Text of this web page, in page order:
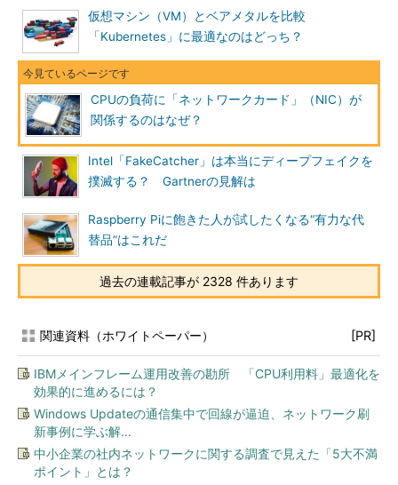
仮想マシン（VM）とベアメタルを比較
「Kubernetes」に最適なのはどっち？
CPUの負荷に「ネットワークカード」（NIC）が
関係するのはなぜ？
Intel「FakeCatcher」は本当にディープフェイクを
撲滅する？ Gartnerの見解は
Raspberry Piに飽きた人が試したくなる“有力な代
替品”はこれだ
過去の連載記事が 2328 件あります
関連資料（ホワイトペーパー） [PR]
IBMメインフレーム運用改善の勘所 「CPU利用料」最適化を
効果的に進めるには？
Windows Updateの通信集中で回線が逼迫、ネットワーク刷
新事例に学ぶ解...
中小企業の社内ネットワークに関する調査で見えた「5大不満
ポイント」とは？